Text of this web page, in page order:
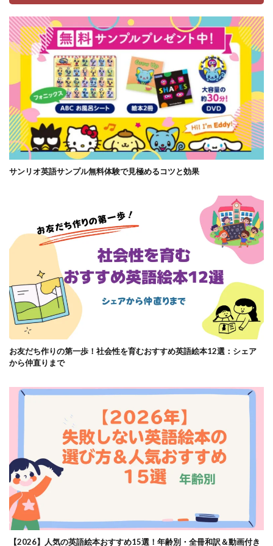
サンリオ英語サンプル無料体験で見極めるコツと効果
お友だち作りの第一歩！社会性を育むおすすめ英語絵本12選：シェア
から仲直りまで
【2026】人気の英語絵本おすすめ15選！年齢別・全冊和訳＆動画付き